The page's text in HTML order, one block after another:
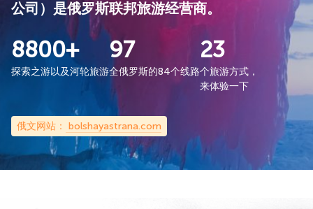
公司）是俄罗斯联邦旅游经营商。
8800+
探索之游以及河轮旅游
97
全俄罗斯的84个线路
23
个旅游方式，
来体验一下
俄文网站： bolshayastrana.com